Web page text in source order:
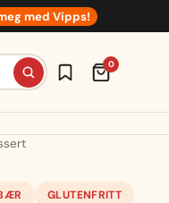
med Vipps!
0
GLUTENFRITT